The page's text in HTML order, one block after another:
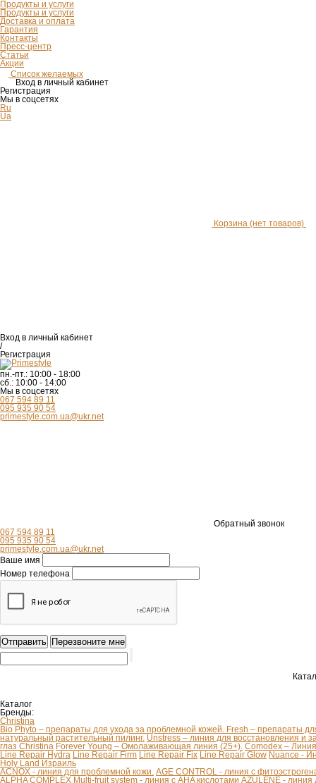
Продукты и услуги
Продукты и услуги
Доставка и оплата
Гарантия
Контакты
Пресс-центр
Статьи
Акции
Список желаемых
Вход в личный кабинет
Регистрация
Мы в соцсетях
Ru
Ua
Корзина (нет товаров)
Вход в личный кабинет
/
Регистрация
пн.-пт.: 10:00 - 18:00
сб.: 10:00 - 14:00
Мы в соцсетях
067 594 89 11
095 935 90 54
primestyle.com.ua@ukr.net
Обратный звонок
067 594 89 11
095 935 90 54
primestyle.com.ua@ukr.net
Ваше имя
Номер телефона
Каталог
Бренды:
Christina
Bio Phyto – препараты для ухода за проблемной кожей. Fresh – препараты
натуральный растительный пилинг. Unstress – линия для восстановления и
глаз Christina Forever Young – Омолаживающая линия (25+). Comodex –
Line Repair Hydra Line Repair Firm Line Repair Fix Line Repair Glow Nuance -
Holy Land Израиль
ACNOX - линия для проблемной кожи. AGE CONTROL - линия с
ALPHA COMPLEX Multi-fruit system - линия с AHA кислотами AZULENE - линия